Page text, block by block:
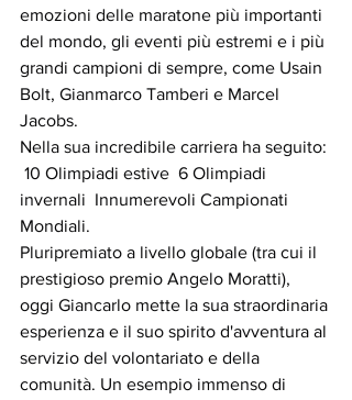
emozioni delle maratone più importanti
del mondo, gli eventi più estremi e i più
grandi campioni di sempre, come Usain
Bolt, Gianmarco Tamberi e Marcel
Jacobs.
Nella sua incredibile carriera ha seguito:
10 Olimpiadi estive  6 Olimpiadi
invernali  Innumerevoli Campionati
Mondiali.
Pluripremiato a livello globale (tra cui il
prestigioso premio Angelo Moratti),
oggi Giancarlo mette la sua straordinaria
esperienza e il suo spirito d'avventura al
servizio del volontariato e della
comunità. Un esempio immenso di